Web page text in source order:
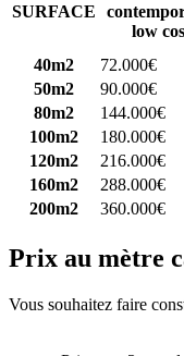
SURFACE
low
40m2
72.000€
50m2
90.000€
80m2
144.000€
100m2
180.000€
120m2
216.000€
160m2
288.000€
200m2
360.000€
Prix au mètre
Vous souhaitez faire